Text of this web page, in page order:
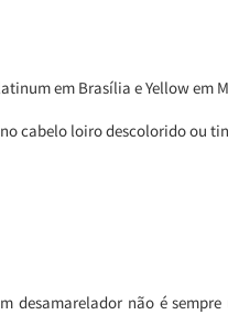
em Brasília e Yellow em
cabelo loiro descolorido ou
desamarelador não é